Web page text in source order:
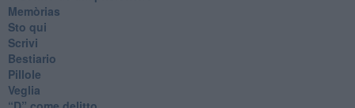
Memòrias
Sto qui
Scrivi
Bestiario
Pillole
Veglia